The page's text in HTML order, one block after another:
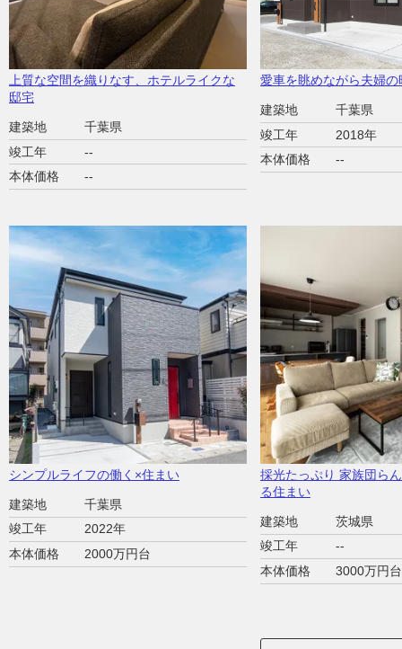
上質な空間を織りなす、ホテルライクな
邸宅
建築地
千葉県
竣工年
--
本体価格
--
愛車を眺めながら夫婦
建築地
千葉県
竣工年
2018年
本体価格
--
シンプルライフの働く×住まい
建築地
千葉県
竣工年
2022年
本体価格
2000万円台
採光たっぷり 家族団ら
る住まい
建築地
茨城県
竣工年
--
本体価格
3000万円台